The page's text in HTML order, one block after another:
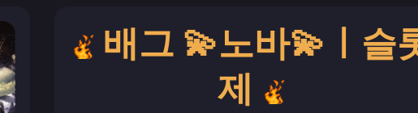
배그 💫노바💫ㅣ슬
제